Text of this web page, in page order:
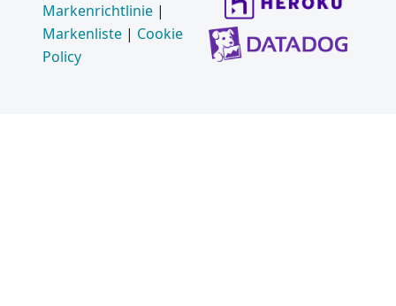
Markenrichtlinie |
Markenliste | Cookie
Policy